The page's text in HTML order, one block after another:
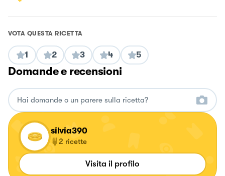
VOTA QUESTA RICETTA
1 2 3 4 5
Domande e recensioni
silvia390
2 ricette
Visita il profilo